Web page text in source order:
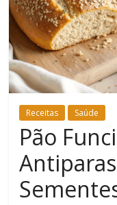
Estar
Receitas Saúde
Pão